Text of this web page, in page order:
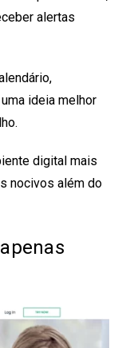
alertas
ideia melhor
digital mais
nocivos além do